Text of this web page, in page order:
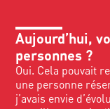
Aujourd’hui,
personnes ?
Oui. Cela pouvait
une personne
j’avais envie